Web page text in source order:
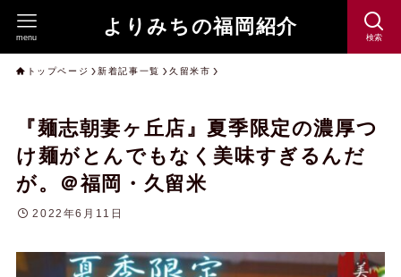
よりみちの福岡紹介 検索
menu
トップページ 新着記事一覧 久留米市
『麺志朝妻ヶ丘店』夏季限定の濃厚つ
け麺がとんでもなく美味すぎるんだ
が。＠福岡・久留米
2022年6月11日